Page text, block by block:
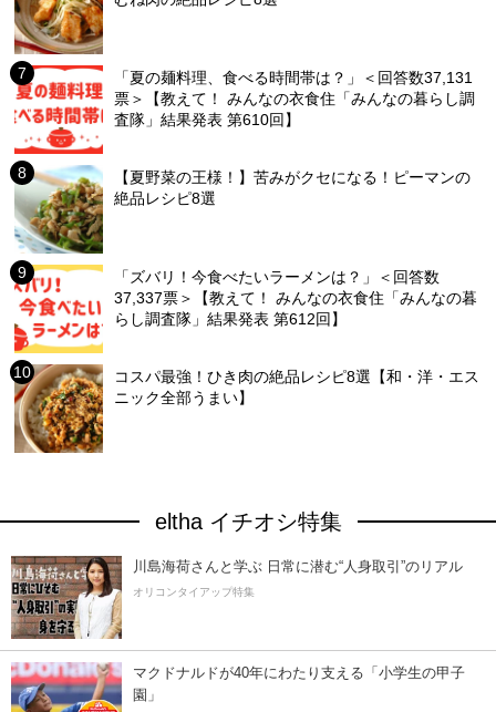
「夏の麺料理、食べる時間帯は？」＜回答数37,131
票＞【教えて！ みんなの衣食住「みんなの暮らし調
査隊」結果発表 第610回】
【夏野菜の王様！】苦みがクセになる！ピーマンの
絶品レシピ8選
「ズバリ！今食べたいラーメンは？」＜回答数
37,337票＞【教えて！ みんなの衣食住「みんなの暮
らし調査隊」結果発表 第612回】
コスパ最強！ひき肉の絶品レシピ8選【和・洋・エス
ニック全部うまい】
eltha イチオシ特集
川島海荷さんと学ぶ 日常に潜む“人身取引”のリアル
オリコンタイアップ特集
マクドナルドが40年にわたり支える「小学生の甲子
園」